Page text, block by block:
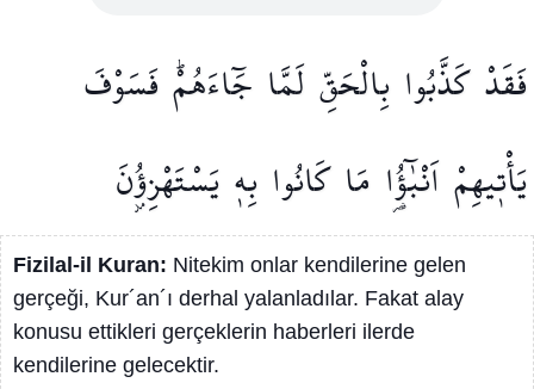
فَقَدْ كَذَّبُوا بِالْحَقِّلَمَّا جَٓاءَهُمْۜفَسَوْفَ
يَأْت۪يهِمْاَنْبٰٓؤُ۬ا مَا كَانُوا بِه۪ يَسْتَهْزِؤُ۫نَ
Fizilal-il Kuran: Nitekim onlar kendilerine gelen
gerçeği, Kur´an´ı derhal yalanladılar. Fakat alay
konusu ettikleri gerçeklerin haberleri ilerde
kendilerine gelecektir.